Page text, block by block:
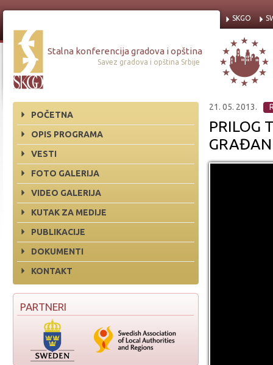
Stalna konferencija gradova i opština
Savez gradova i opština Srbije
SKGO
POČETNA
OPIS PROGRAMA
VESTI
FOTO GALERIJA
VIDEO GALERIJA
KUTAK ZA MEDIJE
PUBLIKACIJE
DOKUMENTI
KONTAKT
PARTNERI
21. 05. 2013.
PRILOG